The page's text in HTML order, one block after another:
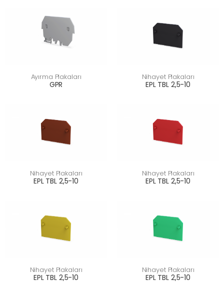
Ayırma Plakaları
GPR
Nihayet Plakaları
EPL TBL 2,5-10
Nihayet Plakaları
EPL TBL 2,5-10
Nihayet Plakaları
EPL TBL 2,5-10
Nihayet Plakaları
EPL TBL 2,5-10
Nihayet Plakaları
EPL TBL 2,5-10